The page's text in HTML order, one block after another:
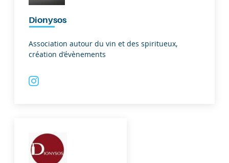
Dionysos
Association autour du vin et des spiritueux,
création d’évènements